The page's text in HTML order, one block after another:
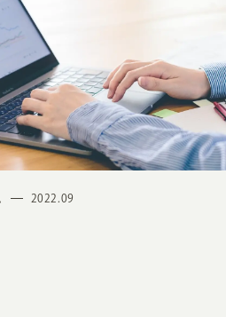
2022.09